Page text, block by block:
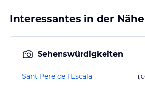
Interessantes in der Nähe
Sehenswürdigkeiten
Sant Pere de l'Escala 1,0